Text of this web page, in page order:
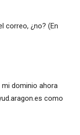
correo, ¿no? (En
dominio ahora
como